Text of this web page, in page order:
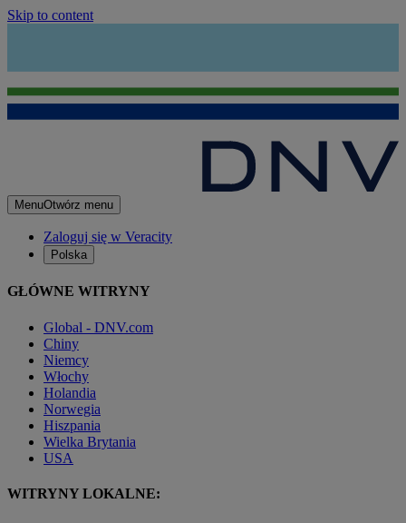
Skip to content
MenuOtwórz menu
Zaloguj się w Veracity
Polska
GŁÓWNE WITRYNY
Global - DNV.com
Chiny
Niemcy
Włochy
Holandia
Norwegia
Hiszpania
Wielka Brytania
USA
WITRYNY LOKALNE: